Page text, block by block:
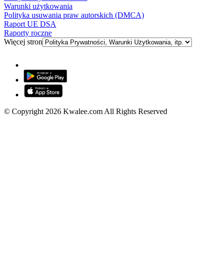
Warunki użytkowania
Polityka usuwania praw autorskich (DMCA)
Raport UE DSA
Raporty roczne
Więcej stron
© Copyright 2026 Kwalee.com All Rights Reserved